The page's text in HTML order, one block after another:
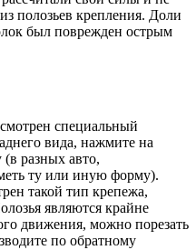
полозьев крепления. Доли
был поврежден острым
специальный
вида, нажмите на
разных авто,
ту или иную форму).
такой тип крепежа,
являются крайне
движения, можно порезать
по обратному